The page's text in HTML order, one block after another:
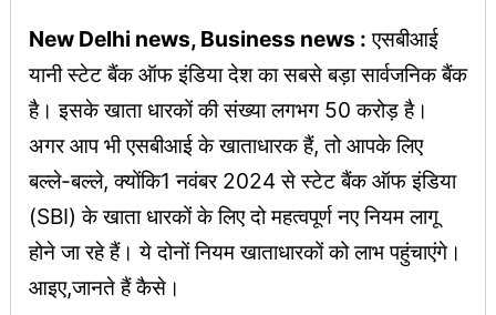
New Delhi news, Business news : एसबीआई
यानी स्टेट बैंक ऑफ इंडिया देश का सबसे बड़ा सार्वजनिक बैंक
है। इसके खाता धारकों की संख्या लगभग 50 करोड़ है।
अगर आप भी एसबीआई के खाताधारक हैं, तो आपके लिए
बल्ले-बल्ले, क्योंकि1 नवंबर 2024 से स्टेट बैंक ऑफ इंडिया
(SBI) के खाता धारकों के लिए दो महत्वपूर्ण नए नियम लागू
होने जा रहे हैं। ये दोनों नियम खाताधारकों को लाभ पहुंचाएंगे।
आइए,जानते हैं कैसे।